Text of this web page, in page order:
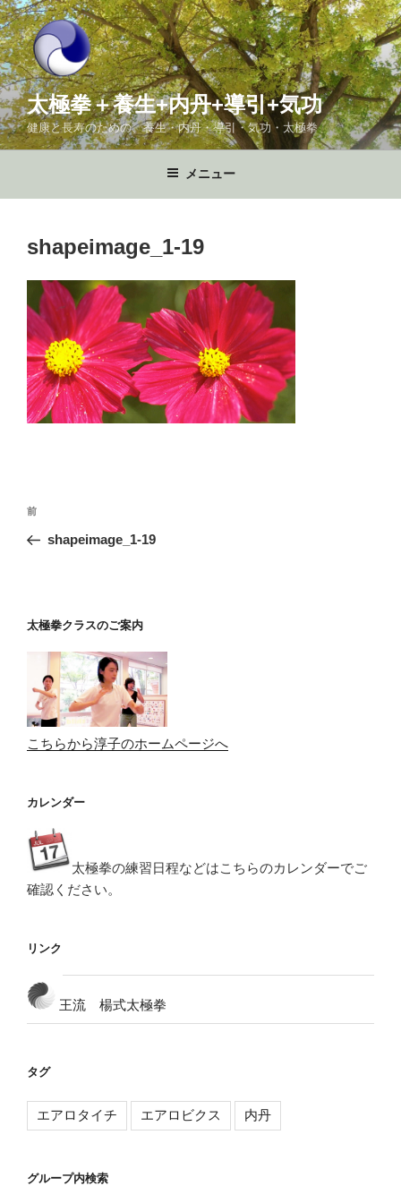
コ
ン
テ
ン
ツ
へ
ス
プ
太極拳＋養生+内丹+導引+気功
健康と長寿のための、養生・内丹・導引・気功・太極拳
メニュー
shapeimage_1-19
投
ナ
ー
ョ
ン
前
の
前
shapeimage_1-19
太極拳クラスのご案内
こちらから淳子のホームページへ
カレンダー
太極拳の練習日程などはこちらのカレンダーでご
確認ください。
リンク
王流 楊式太極拳
タグ
エアロタイチ エアロビクス 内丹
グループ内検索